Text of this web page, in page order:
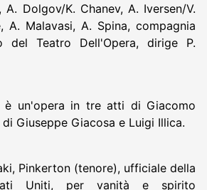
A. Dolgov/K. Chanev, A. Iversen/V.
A. Malavasi, A. Spina, compagnia
del Teatro Dell'Opera, dirige P.
è un'opera in tre atti di Giacomo
Giuseppe Giacosa e Luigi Illica.
Pinkerton (tenore), ufficiale della
Uniti, per vanità e spirito